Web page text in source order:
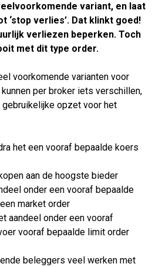
variant, en laat
verlies’. Dat klinkt goed!
verliezen beperken. Toch
met dit type order.
voorkomende varianten voor
per broker iets verschillen,
opzet voor het
het een vooraf bepaalde koers
aan de hoogste bieder
onder een vooraf bepaalde
market order
aandeel onder een vooraf
vooraf bepaalde limit order
beleggers veel werken met